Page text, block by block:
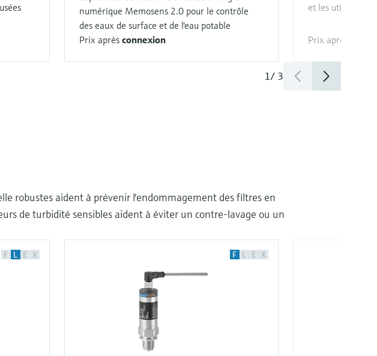
numérique Memosens 2.0 pour le contrôle
des eaux de surface et de l'eau potable
Prix après connexion
et les utilités
Prix après
1/ 3
robustes aident à prévenir l'endommagement des filtres en
de turbidité sensibles aident à éviter un contre-lavage ou un
F L E X F L E X